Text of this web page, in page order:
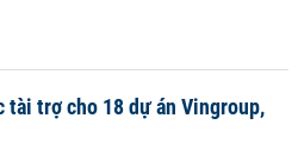
tài trợ cho 18 dự án Vingroup,